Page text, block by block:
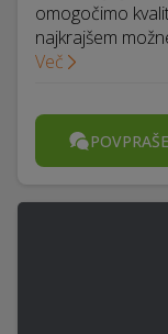
omogočimo
najkrajšem
Več